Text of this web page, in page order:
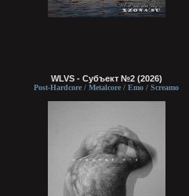
WLVS - Субъект №2 (2026)
Post-Hardcore / Metalcore / Emo / Screamo